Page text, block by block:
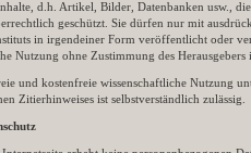
d.h. Artikel, Bilder, Datenbanken usw.,
geschützt. Sie dürfen nur mit
in irgendeiner Form veröffentlicht oder
Nutzung ohne Zustimmung des Herausgebers
und kostenfreie wissenschaftliche Nutzung
Zitierhinweises ist selbstverständlich zulässig.